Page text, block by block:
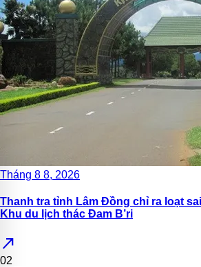
Tháng 8 8, 2026
Thanh tra tỉnh Lâm Đồng chỉ ra loạt
Khu du lịch thác Đam B’ri
north_east
02